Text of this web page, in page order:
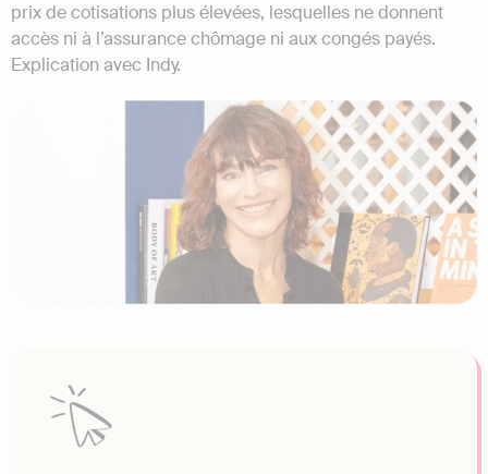
prix de cotisations plus élevées, lesquelles ne donnent
accès ni à l’assurance chômage ni aux congés payés.
Explication avec Indy.